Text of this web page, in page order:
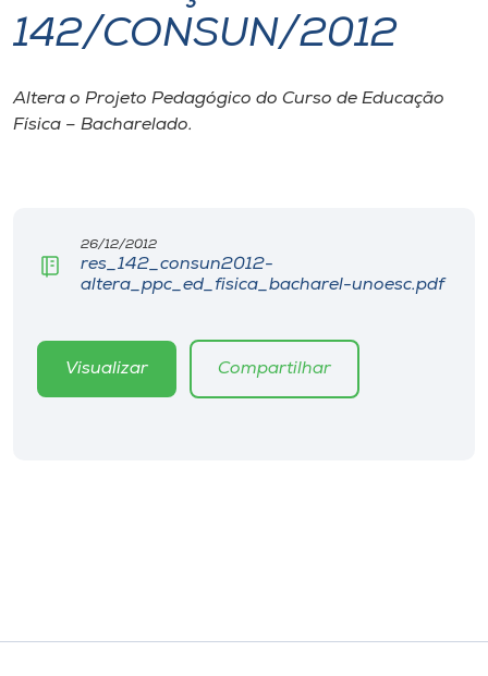
I.nova
Diplomados
Editora
142/CONSUN/2012
Altera o Projeto Pedagógico do Curso de Educação
Física – Bacharelado.
26/12/2012
res_142_consun2012-
altera_ppc_ed_fisica_bacharel-unoesc.pdf
Visualizar Compartilhar